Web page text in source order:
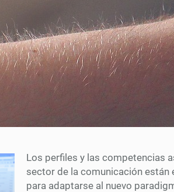
Los perfiles y las competencias
sector de la comunicación
para adaptarse al nuevo